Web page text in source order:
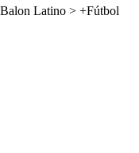
Balon Latino > +Fútbol